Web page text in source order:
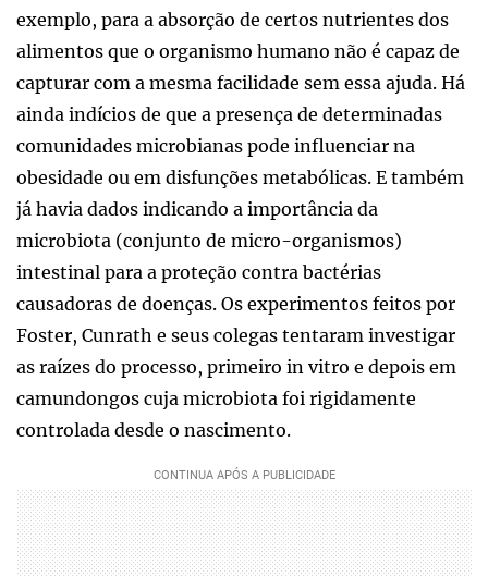
exemplo, para a absorção de certos nutrientes dos
alimentos que o organismo humano não é capaz de
capturar com a mesma facilidade sem essa ajuda. Há
ainda indícios de que a presença de determinadas
comunidades microbianas pode influenciar na
obesidade ou em disfunções metabólicas. E também
já havia dados indicando a importância da
microbiota (conjunto de micro-organismos)
intestinal para a proteção contra bactérias
causadoras de doenças. Os experimentos feitos por
Foster, Cunrath e seus colegas tentaram investigar
as raízes do processo, primeiro in vitro e depois em
camundongos cuja microbiota foi rigidamente
controlada desde o nascimento.